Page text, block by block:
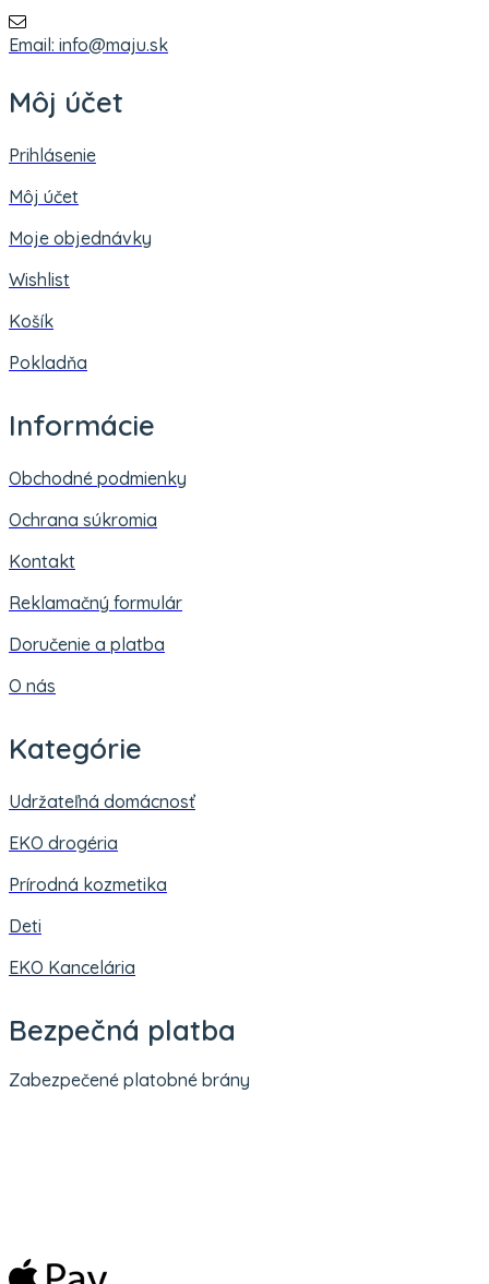
Email: info@maju.sk
Môj účet
Prihlásenie
Môj účet
Moje objednávky
Wishlist
Košík
Pokladňa
Informácie
Obchodné podmienky
Ochrana súkromia
Kontakt
Reklamačný formulár
Doručenie a platba
O nás
Kategórie
Udržateľná domácnosť
EKO drogéria
Prírodná kozmetika
Deti
EKO Kancelária
Bezpečná platba
Zabezpečené platobné brány